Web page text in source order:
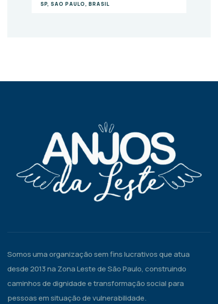
SP, SAO PAULO, BRASIL
Somos uma organização sem fins lucrativos que atua
desde 2013 na Zona Leste de São Paulo, construindo
caminhos de dignidade e transformação social para
pessoas em situação de vulnerabilidade.